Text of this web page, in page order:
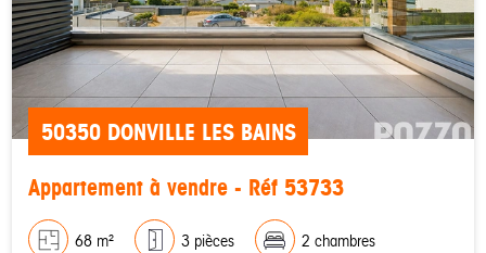
50350 DONVILLE LES BAINS
Appartement à vendre - Réf 53733
68 m² 3 pièces 2 chambres